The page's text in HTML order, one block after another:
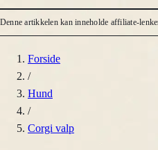
Denne artikkelen kan inneholde affiliate-
Forside
/
Hund
/
Corgi valp